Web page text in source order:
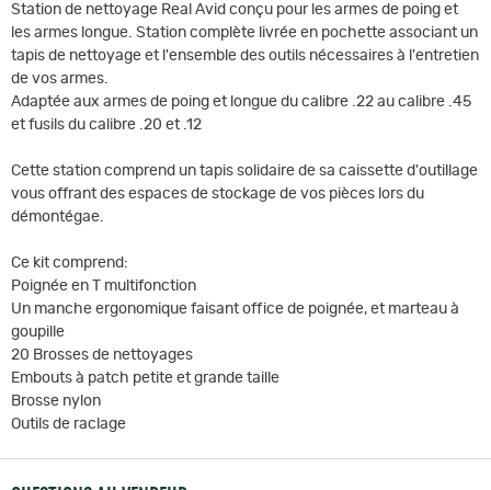
Station de nettoyage Real Avid conçu pour les armes de poing et
les armes longue. Station complète livrée en pochette associant un
tapis de nettoyage et l'ensemble des outils nécessaires à l'entretien
de vos armes.
Adaptée aux armes de poing et longue du calibre .22 au calibre .45
et fusils du calibre .20 et .12
Cette station comprend un tapis solidaire de sa caissette d'outillage
vous offrant des espaces de stockage de vos pièces lors du
démontégae.
Ce kit comprend:
Poignée en T multifonction
Un manche ergonomique faisant office de poignée, et marteau à
goupille
20 Brosses de nettoyages
Embouts à patch petite et grande taille
Brosse nylon
Outils de raclage